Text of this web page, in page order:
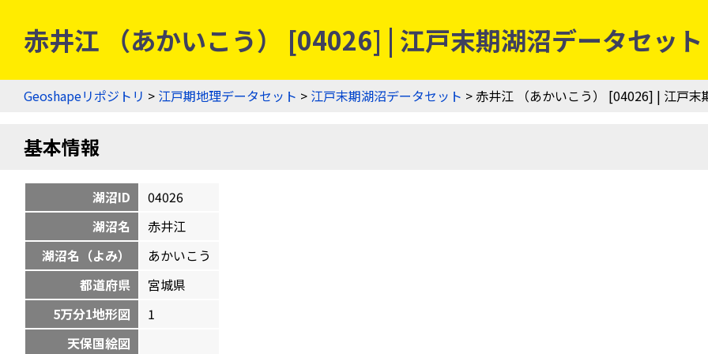
赤井江 （あかいこう） [04026] | 江戸末期湖沼データセット
Geoshapeリポジトリ > 江戸期地理データセット > 江戸末期湖沼データセット > 赤井江 （あかいこう） [04026] | 江戸末
基本情報
湖沼ID
04026
湖沼名
赤井江
湖沼名（よみ）
あかいこう
都道府県
宮城県
5万分1地形図
1
天保国絵図